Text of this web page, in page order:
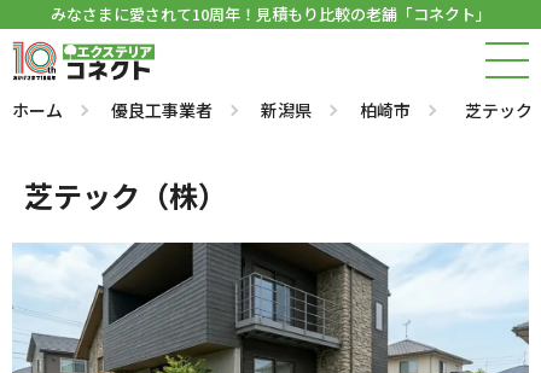
みなさまに愛されて10周年！見積もり比較の老舗「コネクト」
ホーム 優良工事業者 新潟県 柏崎市 芝テック
芝テック（株）